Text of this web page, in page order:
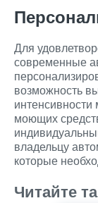
Для
современные
возможность
моющих
владельцу
которые
Читайте